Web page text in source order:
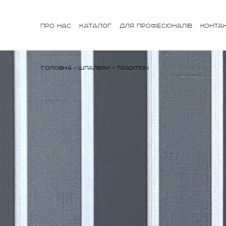
ПРО НАС КАТАЛОГ ДЛЯ ПРОФЕСІОНАЛІВ
Головна- Шпалери - Tradition